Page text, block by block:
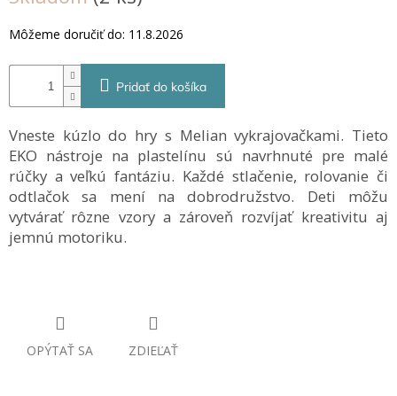
Môžeme doručiť do: 11.8.2026
Pridať do košíka
Vneste kúzlo do hry s Melian vykrajovačkami. Tieto
EKO nástroje na plastelínu sú navrhnuté pre malé
rúčky a veľkú fantáziu. Každé stlačenie, rolovanie či
odtlačok sa mení na dobrodružstvo. Deti môžu
vytvárať rôzne vzory a zároveň rozvíjať kreativitu aj
jemnú motoriku.
OPÝTAŤ SA ZDIEĽAŤ